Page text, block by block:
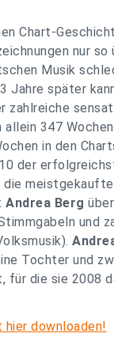
Chart-
nur
Musik
später
zahlreiche
347
in den
der
Andrea Berg
und
Tochter und
die sie 2008
downloaden!